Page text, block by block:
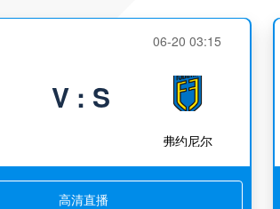
06-20 03:15
V : S
弗约尼尔
高清直播